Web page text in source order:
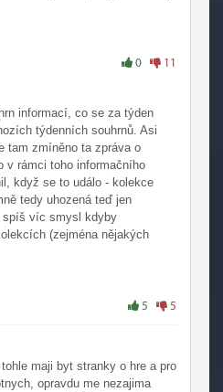
na stav těchto mega www
0 11
informací, co se za týden
týdenních souhrnů. Asi
tam zmíněno ta zpráva o
v rámci toho informačního
když se to událo - kolekce
tedy uhozená teď jen
spíš víc smysl kdyby
(zejména nějakých
stranu nějak nerozumím,
5 5
maji byt stranky o hre a pro
opravdu me nezajima